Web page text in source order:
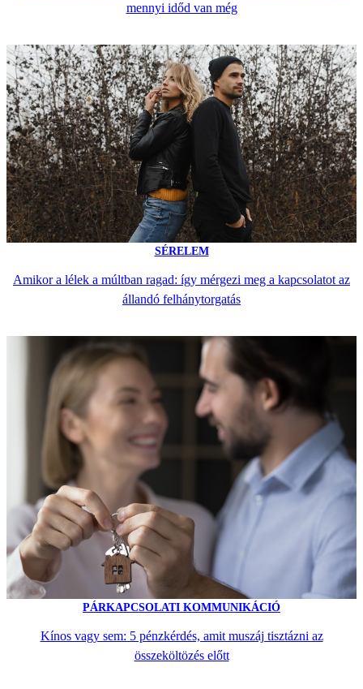
mennyi időd van még
SÉRELEM
Amikor a lélek a múltban ragad: így mérgezi meg a kapcsolatot az
állandó felhánytorgatás
PÁRKAPCSOLATI KOMMUNIKÁCIÓ
Kínos vagy sem: 5 pénzkérdés, amit muszáj tisztázni az
összeköltözés előtt